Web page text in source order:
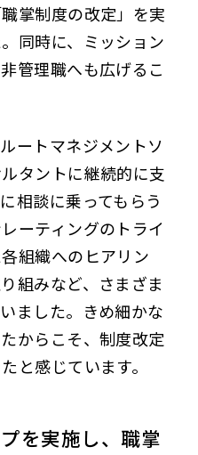
掌制度の改定」を実
同時に、ミッション
管理職へも広げるこ
ートマネジメントソ
タントに継続的に支
相談に乗ってもらう
ーティングのトライ
組織へのヒアリン
組みなど、さまざま
ました。きめ細かな
からこそ、制度改定
と感じています。
を実施し、職掌